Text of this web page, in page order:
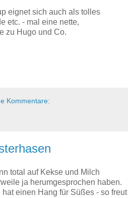
eignet sich auch als tolles
etc. - mal eine nette,
zu Hugo und Co.
Kommentare:
total auf Kekse und Milch
ja herumgesprochen haben.
einen Hang für Süßes - so freut